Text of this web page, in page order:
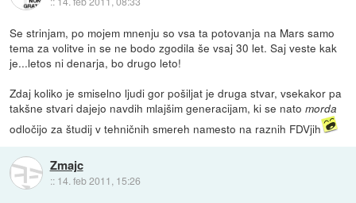
Se strinjam, po mojem mnenju so vsa ta potovanja na Mars samo
tema za volitve in se ne bodo zgodila še vsaj 30 let. Saj veste kak
je...letos ni denarja, bo drugo leto!
Zdaj koliko je smiselno ljudi gor pošiljat je druga stvar, vsekakor pa
takšne stvari dajejo navdih mlajšim generacijam, ki se natomorda
odločijo za študij v tehničnih smereh namesto na raznih FDVjih
Zmajc
:: 14. feb 2011, 15:26